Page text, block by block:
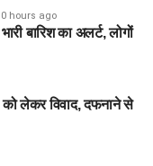
11 और अंतिम टीम
टीम अधिक संतुलित और
Team
hours ago
बारिश का अलर्ट, लोगों
को लेकर विवाद, दफनाने से